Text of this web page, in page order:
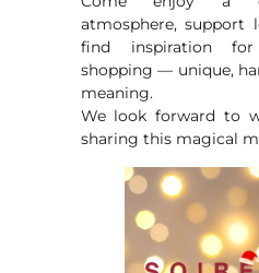
atmosphere, support
find inspiration
shopping — unique,
meaning.
We look forward to
sharing this magical